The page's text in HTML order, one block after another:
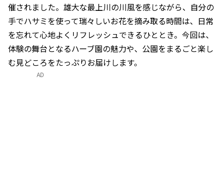
催されました。雄大な最上川の川風を感じながら、自分の
手でハサミを使って瑞々しいお花を摘み取る時間は、日常
を忘れて心地よくリフレッシュできるひととき。今回は、
体験の舞台となるハーブ園の魅力や、公園をまるごと楽し
む見どころをたっぷりお届けします。
AD